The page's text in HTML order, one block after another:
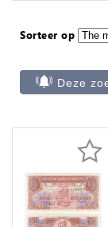
Sorteer op
Deze